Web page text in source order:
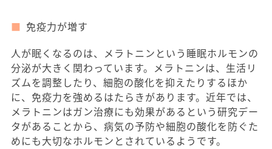
免疫力が増す
人が眠くなるのは、メラトニンという睡眠ホルモンの
分泌が大きく関わっています。メラトニンは、生活リ
ズムを調整したり、細胞の酸化を抑えたりするほか
に、免疫力を強めるはたらきがあります。近年では、
メラトニンはガン治療にも効果があるという研究デー
タがあることから、病気の予防や細胞の酸化を防ぐた
めにも大切なホルモンとされているようです。